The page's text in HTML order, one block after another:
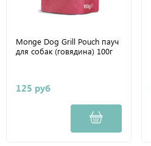
Monge Dog Grill Pouch пауч
для собак (говядина) 100г
125 руб